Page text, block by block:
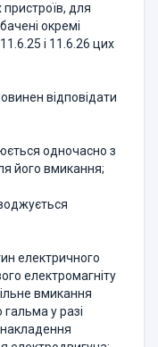
для
окремі
і 11.6.26 цих
відповідати
одночасно з
його вмикання;
електричного
електромагніту
вмикання
у разі